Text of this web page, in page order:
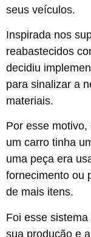
seus veículos.
Inspirada nos
reabastecidos
decidiu
para sinalizar a
materiais.
Por esse
um carro tinha
uma peça era
fornecimento ou
de mais itens.
Foi esse
sua produção e